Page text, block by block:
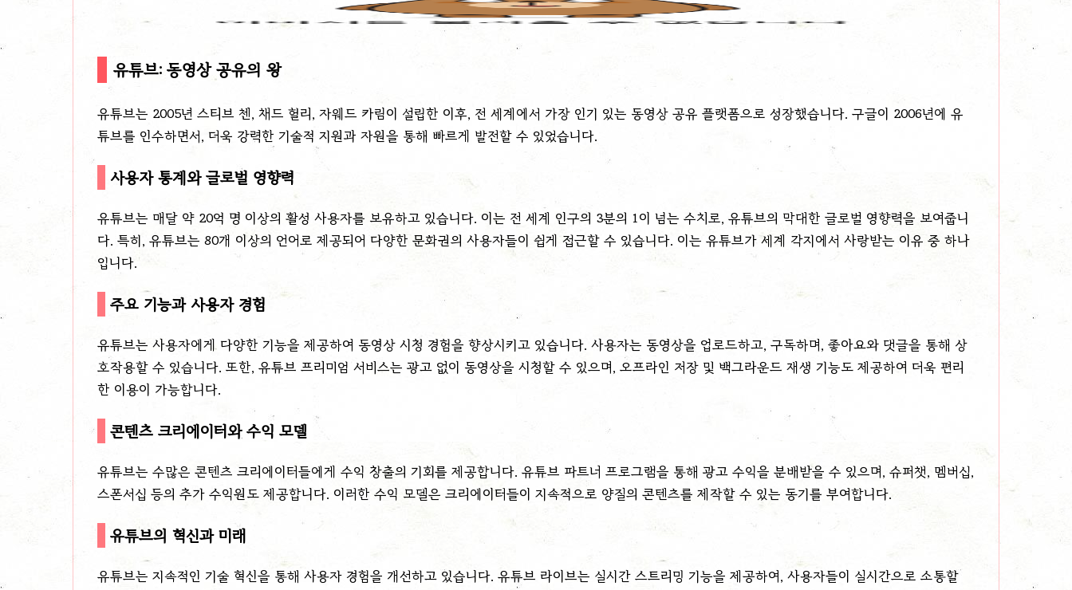
유튜브: 동영상 공유의 왕
유튜브는 2005년 스티브 첸, 채드 헐리, 자웨드 카림이 설립한 이후, 전 세계에서 가장 인기 있는 동영상 공유 플랫폼으로 성장했습니다. 구글이 2006년에 유
튜브를 인수하면서, 더욱 강력한 기술적 지원과 자원을 통해 빠르게 발전할 수 있었습니다.
사용자 통계와 글로벌 영향력
유튜브는 매달 약 20억 명 이상의 활성 사용자를 보유하고 있습니다. 이는 전 세계 인구의 3분의 1이 넘는 수치로, 유튜브의 막대한 글로벌 영향력을 보여줍니
다. 특히, 유튜브는 80개 이상의 언어로 제공되어 다양한 문화권의 사용자들이 쉽게 접근할 수 있습니다. 이는 유튜브가 세계 각지에서 사랑받는 이유 중 하나
입니다.
주요 기능과 사용자 경험
유튜브는 사용자에게 다양한 기능을 제공하여 동영상 시청 경험을 향상시키고 있습니다. 사용자는 동영상을 업로드하고, 구독하며, 좋아요와 댓글을 통해 상
호작용할 수 있습니다. 또한, 유튜브 프리미엄 서비스는 광고 없이 동영상을 시청할 수 있으며, 오프라인 저장 및 백그라운드 재생 기능도 제공하여 더욱 편리
한 이용이 가능합니다.
콘텐츠 크리에이터와 수익 모델
유튜브는 수많은 콘텐츠 크리에이터들에게 수익 창출의 기회를 제공합니다. 유튜브 파트너 프로그램을 통해 광고 수익을 분배받을 수 있으며, 슈퍼챗, 멤버십,
스폰서십 등의 추가 수익원도 제공합니다. 이러한 수익 모델은 크리에이터들이 지속적으로 양질의 콘텐츠를 제작할 수 있는 동기를 부여합니다.
유튜브의 혁신과 미래
유튜브는 지속적인 기술 혁신을 통해 사용자 경험을 개선하고 있습니다. 유튜브 라이브는 실시간 스트리밍 기능을 제공하여, 사용자들이 실시간으로 소통할